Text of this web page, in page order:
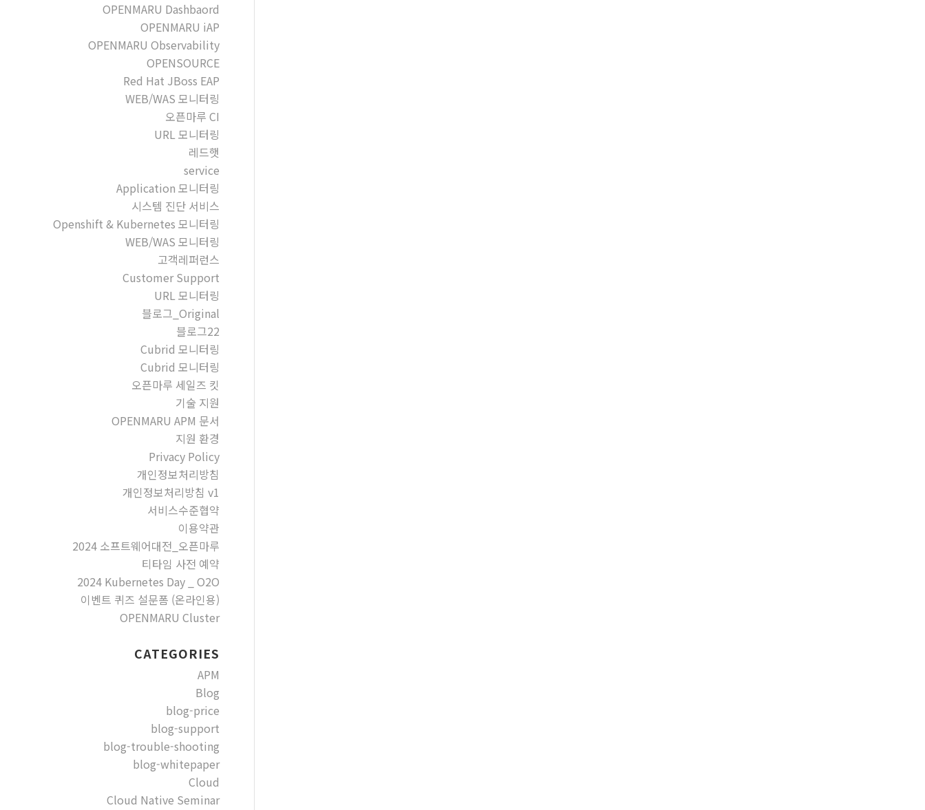
OPENMARU Dashbaord
OPENMARU iAP
OPENMARU Observability
OPENSOURCE
Red Hat JBoss EAP
WEB/WAS 모니터링
오픈마루 CI
URL 모니터링
레드햇
service
Application 모니터링
시스템 진단 서비스
Openshift & Kubernetes 모니터링
WEB/WAS 모니터링
고객레퍼런스
Customer Support
URL 모니터링
블로그_Original
블로그22
Cubrid 모니터링
Cubrid 모니터링
오픈마루 세일즈 킷
기술 지원
OPENMARU APM 문서
지원 환경
Privacy Policy
개인정보처리방침
개인정보처리방침 v1
서비스수준협약
이용약관
2024 소프트웨어대전_오픈마루
티타임 사전 예약
2024 Kubernetes Day _ O2O
이벤트 퀴즈 설문폼 (온라인용)
OPENMARU Cluster
CATEGORIES
APM
Blog
blog-price
blog-support
blog-trouble-shooting
blog-whitepaper
Cloud
Cloud Native Seminar